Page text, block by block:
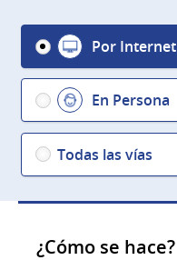
Por Internet
En Persona
Todas las vías
¿Cómo se hace?